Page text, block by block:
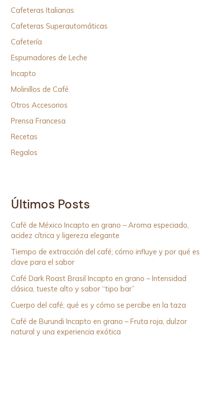
Cafeteras Italianas
Cafeteras Superautomáticas
Cafetería
Espumadores de Leche
Incapto
Molinillos de Café
Otros Accesorios
Prensa Francesa
Recetas
Regalos
Últimos Posts
Café de México Incapto en grano – Aroma especiado,
acidez cítrica y ligereza elegante
Tiempo de extracción del café; cómo influye y por qué es
clave para el sabor
Café Dark Roast Brasil Incapto en grano – Intensidad
clásica, tueste alto y sabor “tipo bar”
Cuerpo del café; qué es y cómo se percibe en la taza
Café de Burundi Incapto en grano – Fruta roja, dulzor
natural y una experiencia exótica